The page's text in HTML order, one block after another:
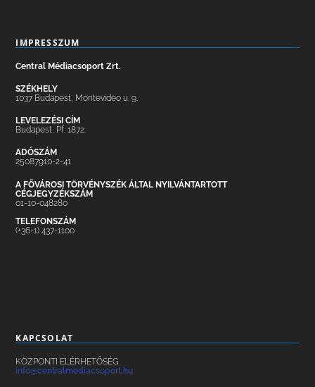
IMPRESSZUM
Central Médiacsoport Zrt.
SZÉKHELY
1037 Budapest, Montevideo u. 9.
LEVELEZÉSI CÍM
Budapest, Pf. 1872.
ADÓSZÁM
25087910-2-41
A FŐVÁROSI TÖRVÉNYSZÉK ÁLTAL NYILVÁNTARTOTT
CÉGJEGYZÉKSZÁM
01-10-048280
TELEFONSZÁM
(+36-1) 437-1100
KAPCSOLAT
KÖZPONTI ELÉRHETŐSÉG
info@centralmediacsoport.hu